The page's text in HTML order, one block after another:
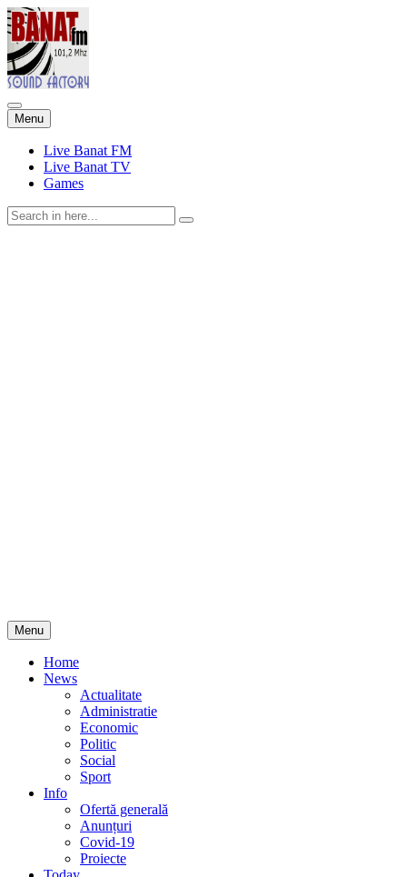
Menu Skip
to
content
Live Banat FM
Live Banat TV
Games
Search
for:
Menu Skip
to
content
Home
News
Actualitate
Administratie
Economic
Politic
Social
Sport
Info
Ofertă generală
Anunțuri
Covid-19
Proiecte